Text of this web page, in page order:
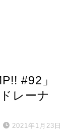
#92」
レーナ
2021年1月23日